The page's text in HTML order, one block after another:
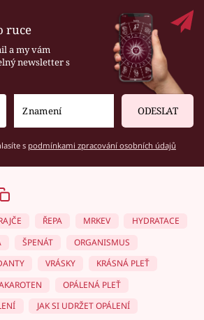
ruce
a my vám
newsletter s
ODESLAT
s podmínkami zpracování osobních údajů
ŘEPA MRKEV
HYDRATACE
ŠPENÁT
ORGANISMUS
VRÁSKY
KRÁSNÁ PLEŤ
OPÁLENÁ PLEŤ
JAK SI UDRŽET OPÁLENÍ